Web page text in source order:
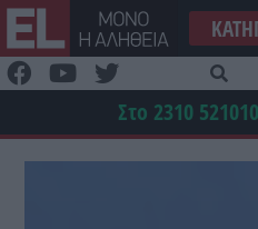
Μετάβαση
στο
περιεχόμενο
Στο 2310